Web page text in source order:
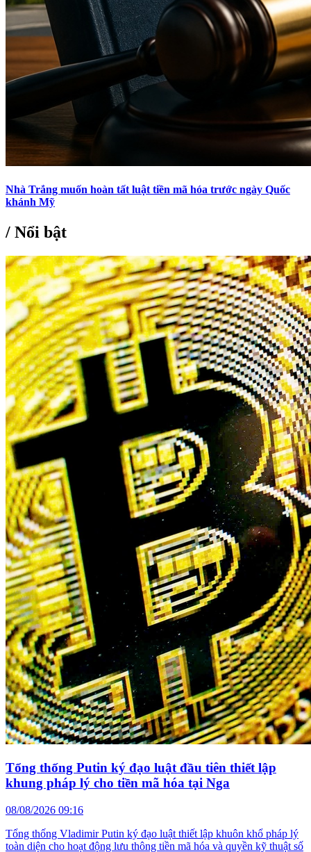
Nhà Trắng muốn hoàn tất luật tiền mã hóa trước ngày Quốc
khánh Mỹ
/ Nổi bật
Tổng thống Putin ký đạo luật đầu tiên thiết lập
khung pháp lý cho tiền mã hóa tại Nga
08/08/2026 09:16
Tổng thống Vladimir Putin ký đạo luật thiết lập khuôn khổ pháp lý
toàn diện cho hoạt động lưu thông tiền mã hóa và quyền kỹ thuật số